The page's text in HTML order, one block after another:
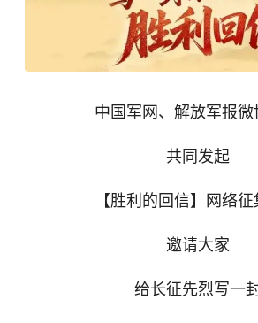
中国军网、解放军报微
共同发起
【胜利的回信】网络
邀请大家
给长征先烈写一